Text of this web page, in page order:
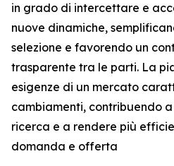
in grado di intercettare e
nuove dinamiche,
selezione e favorendo un
trasparente tra le parti. La
esigenze di un mercato
cambiamenti, contribuendo
ricerca e a rendere più
domanda e offerta